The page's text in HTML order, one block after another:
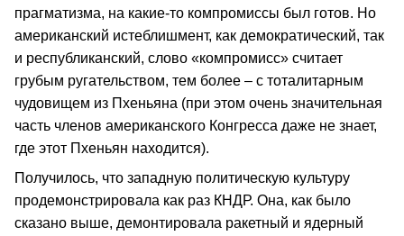
прагматизма, на какие-то компромиссы был готов. Но
американский истеблишмент, как демократический, так
и республиканский, слово «компромисс» считает
грубым ругательством, тем более – с тоталитарным
чудовищем из Пхеньяна (при этом очень значительная
часть членов американского Конгресса даже не знает,
где этот Пхеньян находится).
Получилось, что западную политическую культуру
продемонстрировала как раз КНДР. Она, как было
сказано выше, демонтировала ракетный и ядерный